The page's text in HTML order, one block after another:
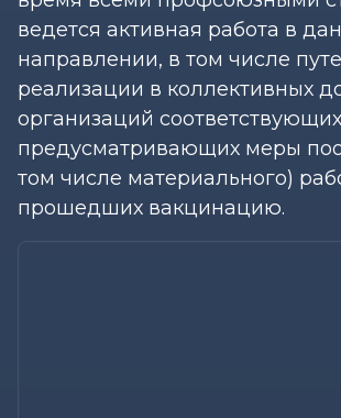
ведется активная работа в
направлении, в том числе
реализации в коллективных
организаций
предусматривающих меры
том числе материального)
прошедших вакцинацию.